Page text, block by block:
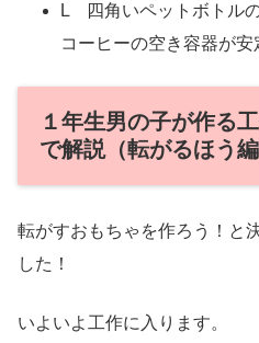
L 四角いペットボトル
コーヒーの空き容器が安
１年生男の子が作る
で解説（転がるほう編
転がすおもちゃを作ろう！と
した！
いよいよ工作に入ります。